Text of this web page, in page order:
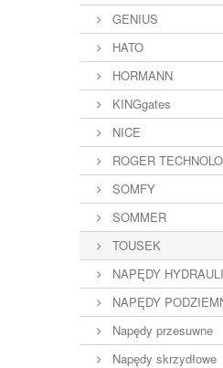
GENIUS
HATO
HORMANN
KINGgates
NICE
ROGER
SOMFY
SOMMER
TOUSEK
NAPĘDY
NAPĘDY
Napędy przesuwne
Napędy skrzydłowe